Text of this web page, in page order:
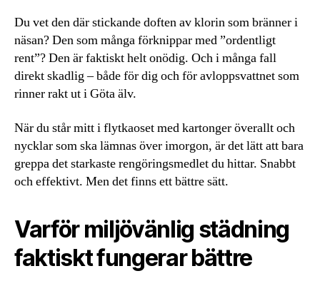
Du vet den där stickande doften av klorin som bränner i
näsan? Den som många förknippar med ”ordentligt
rent”? Den är faktiskt helt onödig. Och i många fall
direkt skadlig – både för dig och för avloppsvattnet som
rinner rakt ut i Göta älv.
När du står mitt i flytkaoset med kartonger överallt och
nycklar som ska lämnas över imorgon, är det lätt att bara
greppa det starkaste rengöringsmedlet du hittar. Snabbt
och effektivt. Men det finns ett bättre sätt.
Varför miljövänlig städning
faktiskt fungerar bättre